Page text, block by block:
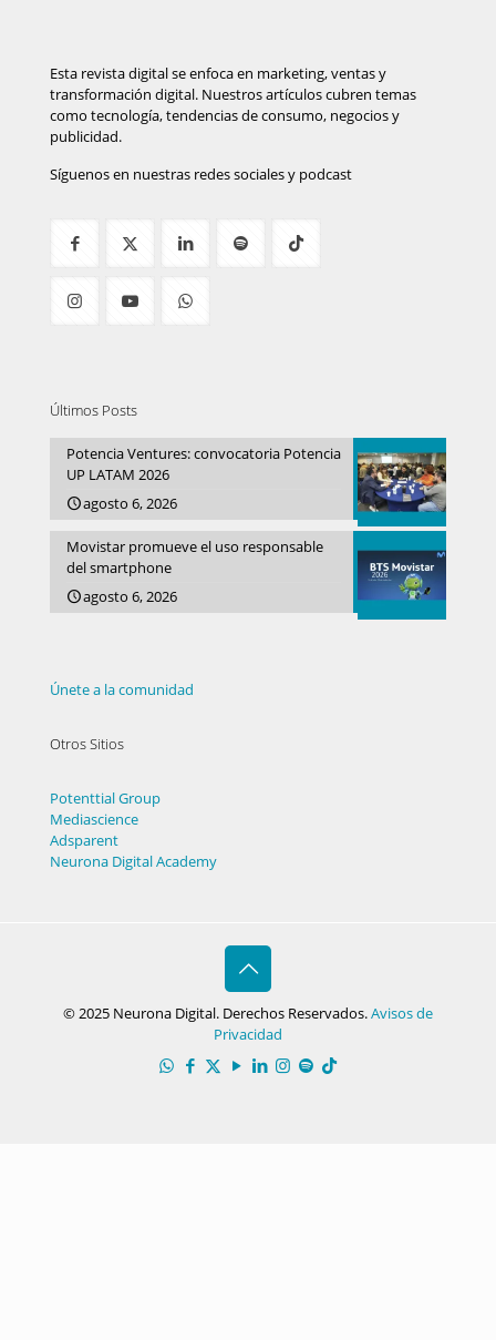
Esta revista digital se enfoca en marketing, ventas y
transformación digital. Nuestros artículos cubren temas
como tecnología, tendencias de consumo, negocios y
publicidad.
Síguenos en nuestras redes sociales y podcast
Últimos Posts
Potencia Ventures: convocatoria Potencia
UP LATAM 2026
agosto 6, 2026
Movistar promueve el uso responsable
del smartphone
agosto 6, 2026
Únete a la comunidad
Otros Sitios
Potenttial Group
Mediascience
Adsparent
Neurona Digital Academy
© 2025 Neurona Digital. Derechos Reservados.Avisos de
Privacidad